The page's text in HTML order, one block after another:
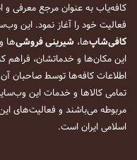
فعالیت خود را آغاز نمود. این
کافی‌شاپ‌ها، شیرینی فروشی‌ها و
این مکان‌ها و خدماتشان، فراهم
اطلاعات کافه‌ها توسط صاحبان
تمامی کالاها و خدمات این
مربوطه می‌باشند و فعالیت‌های
اسلامی ایران است.